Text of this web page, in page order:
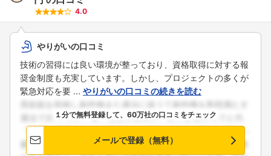
4.0
やりがいの口コミ
技術の習得には良い環境が整っており、資格取得に対する報
奨金制度も充実しています。しかし、プロジェクトの多くが
緊急対応を要 ... やりがいの口コミの続きを読む
１分で無料登録して、60万社の口コミをチェック
メールで登録（無料）